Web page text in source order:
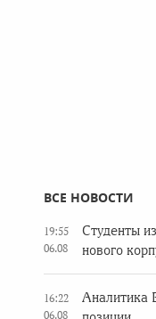
ВСЕ НОВОСТИ
19:55
06.08
Студенты
нового
16:22
06.08
Аналитика